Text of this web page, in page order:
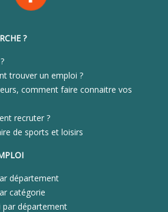
?
trouver un emploi ?
comment faire connaitre vos
recruter ?
de sports et loisirs
département
catégorie
par département